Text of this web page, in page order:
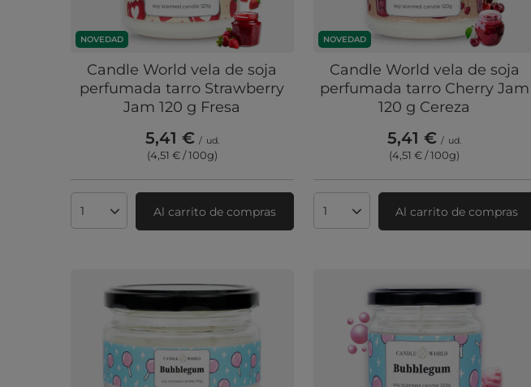
NOVEDAD
Candle World vela de soja
perfumada tarro Strawberry
Jam 120 g Fresa
5,41 € / ud.
(4,51 € / 100g)
Cantidad de productosAl carrito de compras
NOVEDAD
Candle World vela de soja
perfumada tarro Cherry Jam
120 g Cereza
5,41 € / ud.
(4,51 € / 100g)
Cantidad de productosAl carrito de compras